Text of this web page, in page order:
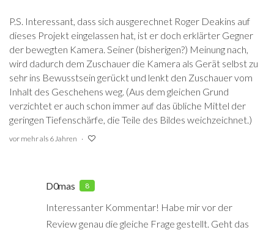
P.S. Interessant, dass sich ausgerechnet Roger Deakins auf
dieses Projekt eingelassen hat, ist er doch erklärter Gegner
der bewegten Kamera. Seiner (bisherigen?) Meinung nach,
wird dadurch dem Zuschauer die Kamera als Gerät selbst zu
sehr ins Bewusstsein gerückt und lenkt den Zuschauer vom
Inhalt des Geschehens weg. (Aus dem gleichen Grund
verzichtet er auch schon immer auf das übliche Mittel der
geringen Tiefenschärfe, die Teile des Bildes weichzeichnet.)
vor mehr als 6 Jahren
D0mas 8
Interessanter Kommentar! Habe mir vor der
Review genau die gleiche Frage gestellt. Geht das